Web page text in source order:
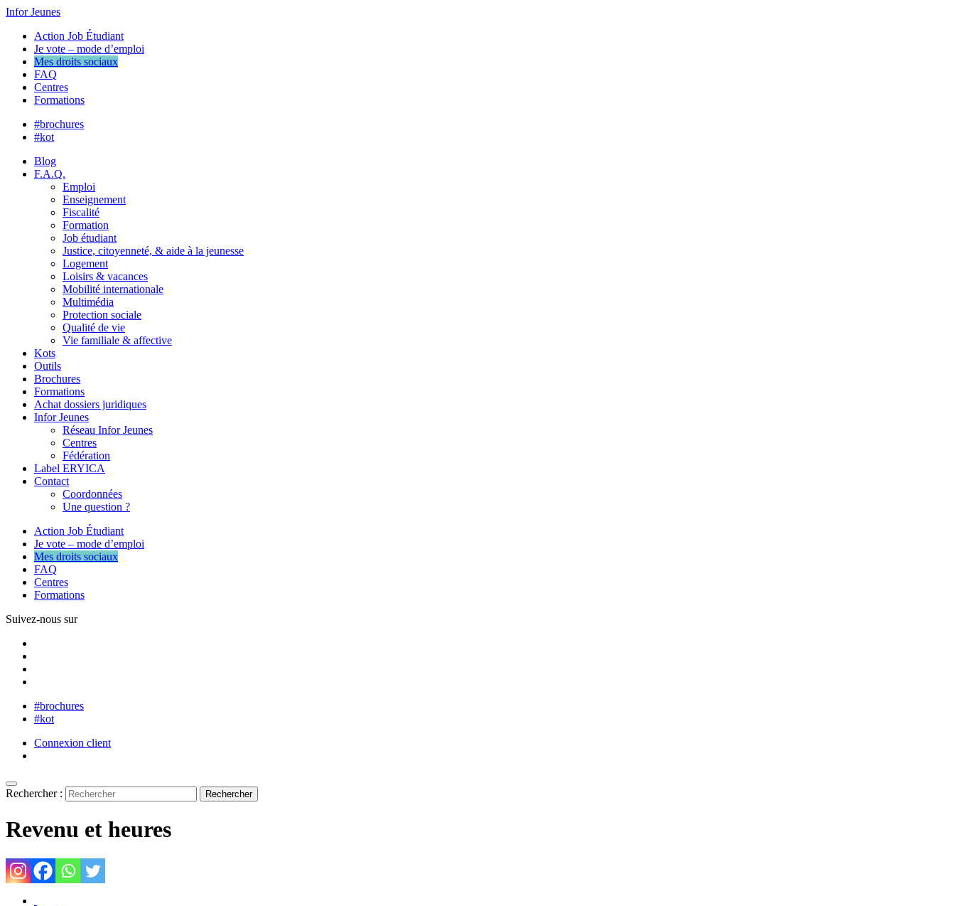
Infor Jeunes
Action Job Étudiant
Je vote – mode d’emploi
Mes droits sociaux
FAQ
Centres
Formations
#brochures
#kot
Blog
F.A.Q.
Emploi
Enseignement
Fiscalité
Formation
Job étudiant
Justice, citoyenneté, & aide à la jeunesse
Logement
Loisirs & vacances
Mobilité internationale
Multimédia
Protection sociale
Qualité de vie
Vie familiale & affective
Kots
Outils
Brochures
Formations
Achat dossiers juridiques
Infor Jeunes
Réseau Infor Jeunes
Centres
Fédération
Label ERYICA
Contact
Coordonnées
Une question ?
Action Job Étudiant
Je vote – mode d’emploi
Mes droits sociaux
FAQ
Centres
Formations
Suivez-nous sur
#brochures
#kot
Connexion client
Rechercher :
Revenu et heures